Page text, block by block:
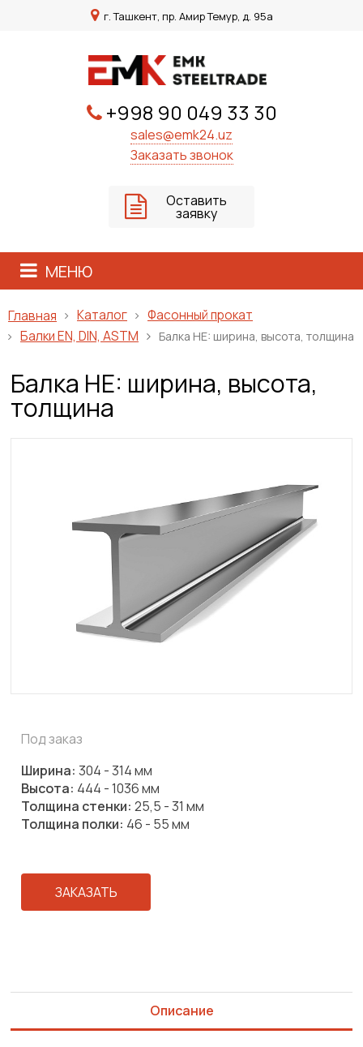
г. Ташкент, пр. Амир Темур, д. 95а
+998 90 049 33 30
sales@emk24.uz
Заказать звонок
Оставить
заявку
МЕНЮ
Главная Каталог
Фасонный прокат
Балки EN, DIN, ASTM
Балка HE: ширина, высота, толщина
Балка HE: ширина, высота,
толщина
Под заказ
Ширина: 304 - 314 мм
Высота: 444 - 1036 мм
Толщина стенки: 25,5 - 31 мм
Толщина полки: 46 - 55 мм
ЗАКАЗАТЬ
Описание